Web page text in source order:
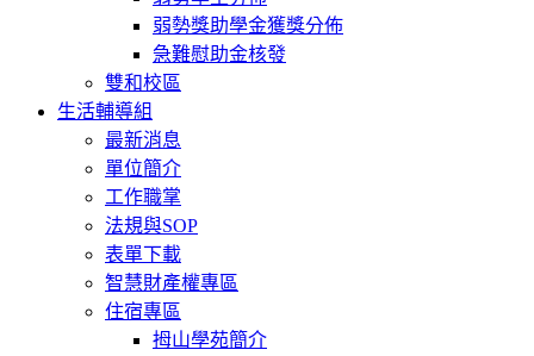
弱勢獎助學金獲獎分佈
急難慰助金核發
雙和校區
生活輔導組
最新消息
單位簡介
工作職掌
法規與SOP
表單下載
智慧財產權專區
住宿專區
拇山學苑簡介